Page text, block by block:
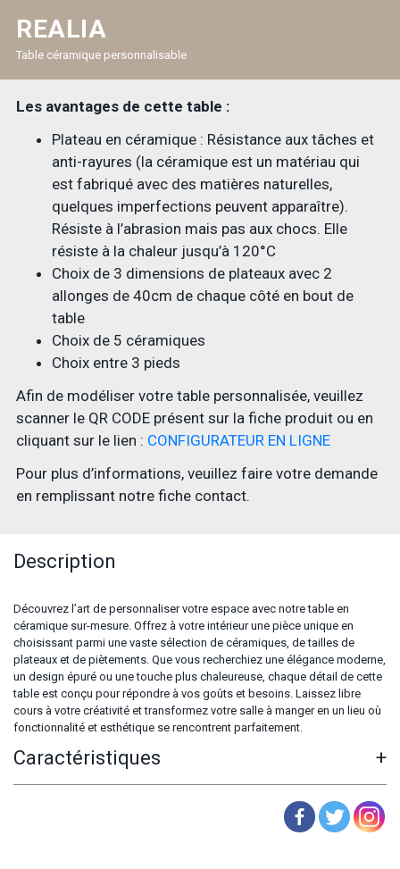
REALIA
Table céramique personnalisable
Les avantages de cette table :
Plateau en céramique : Résistance aux tâches et
anti-rayures (la céramique est un matériau qui
est fabriqué avec des matières naturelles,
quelques imperfections peuvent apparaître).
Résiste à l’abrasion mais pas aux chocs. Elle
résiste à la chaleur jusqu’à 120°C
Choix de 3 dimensions de plateaux avec 2
allonges de 40cm de chaque côté en bout de
table
Choix de 5 céramiques
Choix entre 3 pieds
Afin de modéliser votre table personnalisée, veuillez
scanner le QR CODE présent sur la fiche produit ou en
cliquant sur le lien : CONFIGURATEUR EN LIGNE
Pour plus d’informations, veuillez faire votre demande
en remplissant notre fiche contact.
Description
Découvrez l’art de personnaliser votre espace avec notre table en
céramique sur-mesure. Offrez à votre intérieur une pièce unique en
choisissant parmi une vaste sélection de céramiques, de tailles de
plateaux et de piètements. Que vous recherchiez une élégance moderne,
un design épuré ou une touche plus chaleureuse, chaque détail de cette
table est conçu pour répondre à vos goûts et besoins. Laissez libre
cours à votre créativité et transformez votre salle à manger en un lieu où
fonctionnalité et esthétique se rencontrent parfaitement.
Caractéristiques +